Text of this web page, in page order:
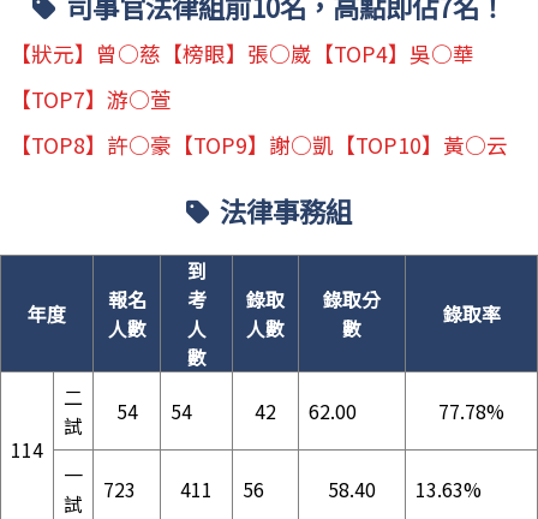
【狀元】曾○慈【榜眼】張○崴【TOP4】吳○華
【TOP7】游○萱
【TOP8】許○豪【TOP9】謝○凱【TOP10】黃○云
法律事務組
年度
報名
人數
到
考
人
數
錄取
人數
錄取分
數
錄取率
114
二
試
54 54 42 62.00 77.78%
一
試
723 411 56 58.40 13.63%